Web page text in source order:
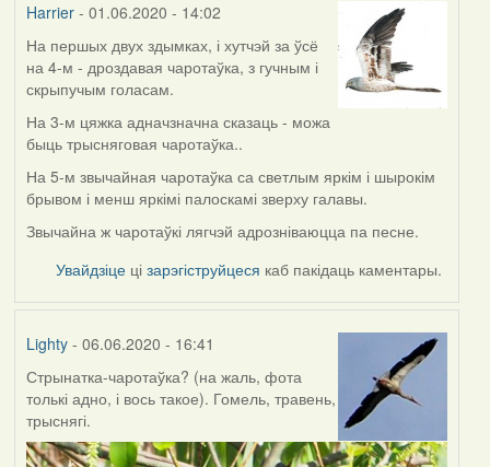
Harrier- 01.06.2020 - 14:02
In
reply
to
by
Lighty
На першых двух здымках, і хутчэй за ўсё
на 4-м - дроздавая чаротаўка, з гучным і
скрыпучым голасам.
На 3-м цяжка адначзначна сказаць - можа
быць трысняговая чаротаўка..
На 5-м звычайная чаротаўка са светлым яркім і шырокім
брывом і менш яркімі палоскамі зверху галавы.
Звычайна ж чаротаўкі лягчэй адрозніваюцца па песне.
Увайдзіце цізарэгіструйцеся каб пакідаць каментары.
Lighty- 06.06.2020 - 16:41
Стрынатка-чаротаўка? (на жаль, фота
толькі адно, і вось такое). Гомель, травень,
трыснягі.